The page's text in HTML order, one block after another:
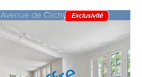
Exclusivité
Avenue de Clichy